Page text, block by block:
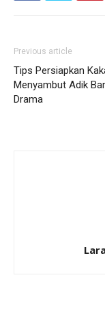
Previous article
Tips Persiapkan
Menyambut Adik
Drama